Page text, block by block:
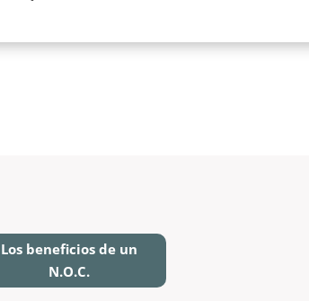
Los beneficios de un
N.O.C.